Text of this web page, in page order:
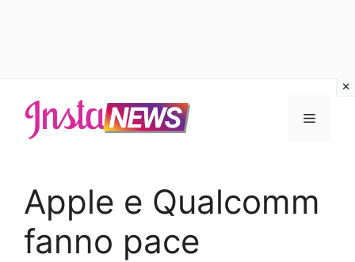
contenuto
Menu
Apple e Qualcomm
fanno pace